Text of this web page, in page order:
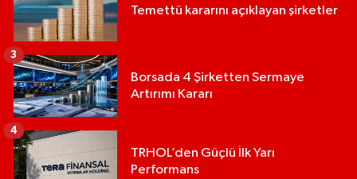
Temettü kararını açıklayan şirketler
Borsada 4 Şirketten Sermaye
Artırımı Kararı
3
TRHOL’den Güçlü İlk Yarı
Performans
4